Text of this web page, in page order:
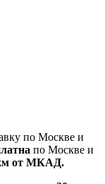
по Москве и
по Москве и
от МКАД.